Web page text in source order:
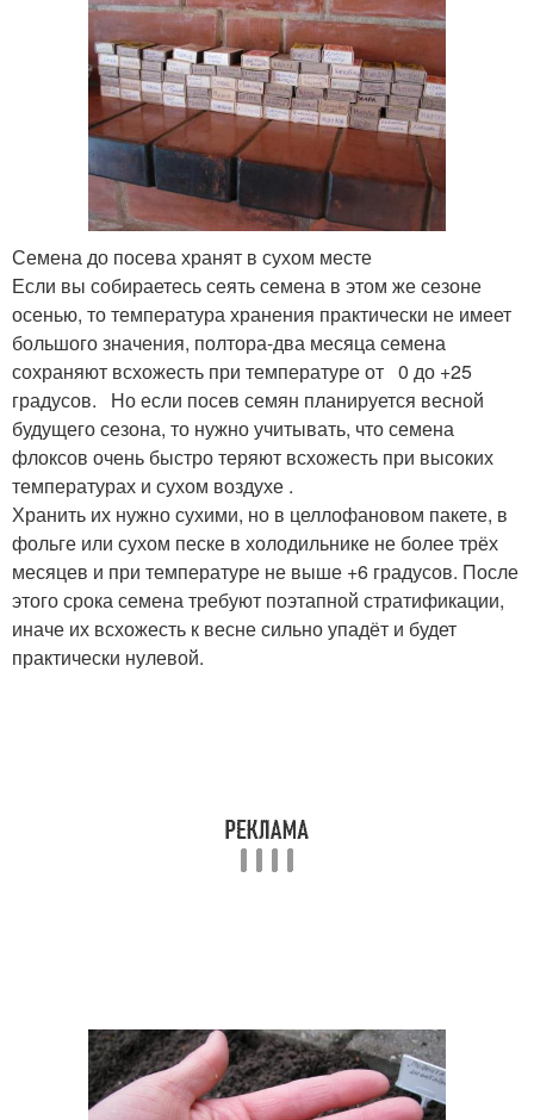
Семена до посева хранят в сухом месте
Если вы собираетесь сеять семена в этом же сезоне
осенью, то температура хранения практически не имеет
большого значения, полтора-два месяца семена
сохраняют всхожесть при температуре от 0 до +25
градусов. Но если посев семян планируется весной
будущего сезона, то нужно учитывать, что семена
флоксов очень быстро теряют всхожесть при высоких
температурах и сухом воздухе .
Хранить их нужно сухими, но в целлофановом пакете, в
фольге или сухом песке в холодильнике не более трёх
месяцев и при температуре не выше +6 градусов. После
этого срока семена требуют поэтапной стратификации,
иначе их всхожесть к весне сильно упадёт и будет
практически нулевой.